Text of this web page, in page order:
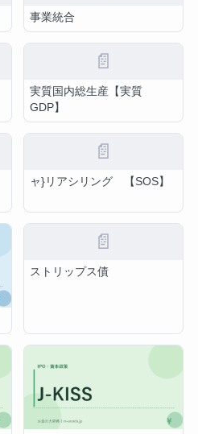
事業統合
📄
実質国内総生産【実質
GDP】
📄
ャ}リアシリング 【SOS】
📄
ストリップス債